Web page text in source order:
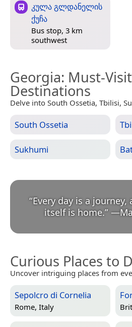
კულა გლდანელის
ქუჩა
Bus stop, 3 km
southwest
Georgia: Must-Visit
Destinations
Delve into South Ossetia, Tbilisi,
South Ossetia
Sukhumi
“Every day is a
itself is home.” —
Curious Places to
Uncover intriguing places from
Sepolcro di Cornelia
Rome, Italy